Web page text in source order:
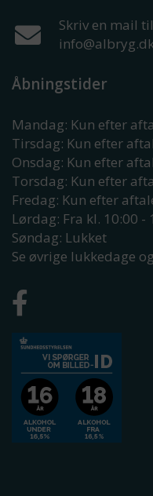
Skriv en mail
Åbningstider
Mandag: Kun efter
Tirsdag: Kun efter
Onsdag: Kun efter
Torsdag: Kun efter
Fredag: Kun efter
Lørdag: Fra kl. 10:00 -
Søndag: Lukket
Se øvrige lukkedage